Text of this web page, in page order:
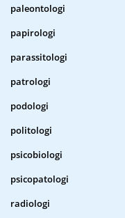
paleontologi
papirologi
parassitologi
patrologi
podologi
politologi
psicobiologi
psicopatologi
radiologi